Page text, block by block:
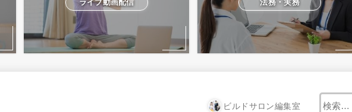
ライブ動画配信 法務・実務
ビルドサロン編集室